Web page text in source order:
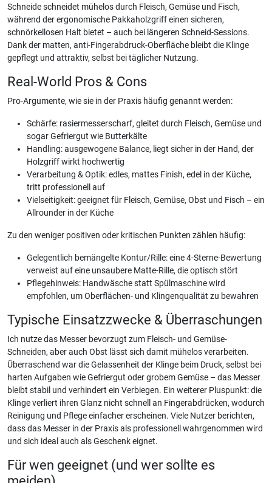
Schneide schneidet mühelos durch Fleisch, Gemüse und Fisch,
während der ergonomische Pakkaholzgriff einen sicheren,
schnörkellosen Halt bietet – auch bei längeren Schneid-Sessions.
Dank der matten, anti-Fingerabdruck-Oberfläche bleibt die Klinge
gepflegt und attraktiv, selbst bei täglicher Nutzung.
Real-World Pros & Cons
Pro-Argumente, wie sie in der Praxis häufig genannt werden:
Schärfe: rasiermesserscharf, gleitet durch Fleisch, Gemüse und
sogar Gefriergut wie Butterkälte
Handling: ausgewogene Balance, liegt sicher in der Hand, der
Holzgriff wirkt hochwertig
Verarbeitung & Optik: edles, mattes Finish, edel in der Küche,
tritt professionell auf
Vielseitigkeit: geeignet für Fleisch, Gemüse, Obst und Fisch – ein
Allrounder in der Küche
Zu den weniger positiven oder kritischen Punkten zählen häufig:
Gelegentlich bemängelte Kontur/Rille: eine 4-Sterne-Bewertung
verweist auf eine unsaubere Matte-Rille, die optisch stört
Pflegehinweis: Handwäsche statt Spülmaschine wird
empfohlen, um Oberflächen- und Klingenqualität zu bewahren
Typische Einsatzzwecke & Überraschungen
Ich nutze das Messer bevorzugt zum Fleisch- und Gemüse-
Schneiden, aber auch Obst lässt sich damit mühelos verarbeiten.
Überraschend war die Gelassenheit der Klinge beim Druck, selbst bei
harten Aufgaben wie Gefriergut oder grobem Gemüse – das Messer
bleibt stabil und verhindert ein Verbiegen. Ein weiterer Pluspunkt: die
Klinge verliert ihren Glanz nicht schnell an Fingerabdrücken, wodurch
Reinigung und Pflege einfacher erscheinen. Viele Nutzer berichten,
dass das Messer in der Praxis als professionell wahrgenommen wird
und sich ideal auch als Geschenk eignet.
Für wen geeignet (und wer sollte es